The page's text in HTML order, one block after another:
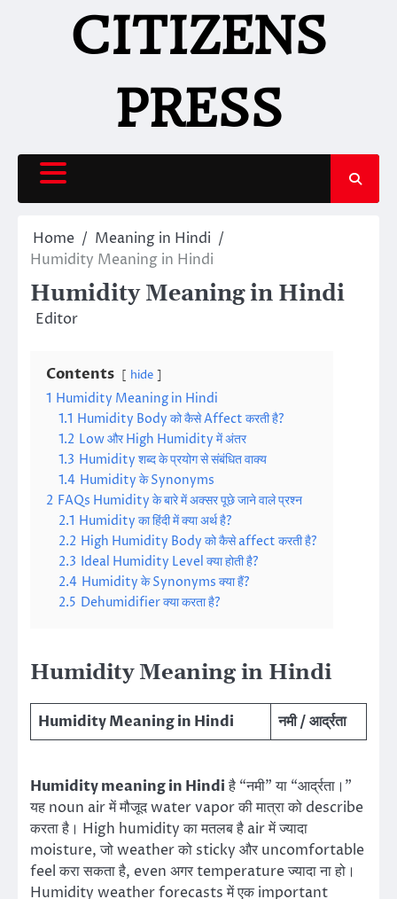
CITIZENS
PRESS
Home
Meaning in Hindi
Humidity Meaning in Hindi
Humidity Meaning in Hindi
Editor
Contents hide
1 Humidity Meaning in Hindi
1.1 Humidity Body को कैसे Affect करती है?
1.2 Low और High Humidity में अंतर
1.3 Humidity शब्द के प्रयोग से संबंधित वाक्य
1.4 Humidity के Synonyms
2 FAQs Humidity के बारे में अक्सर पूछे जाने वाले प्रश्न
2.1 Humidity का हिंदी में क्या अर्थ है?
2.2 High Humidity Body को कैसे affect करती है?
2.3 Ideal Humidity Level क्या होती है?
2.4 Humidity के Synonyms क्या हैं?
2.5 Dehumidifier क्या करता है?
Humidity Meaning in Hindi
Humidity Meaning in Hindi नमी / आर्द्रता
Humidity meaning in Hindiहै “नमी” या “आर्द्रता।”
यह noun air में मौजूद water vapor की मात्रा को describe
करता है। High humidity का मतलब है air में ज्यादा
moisture, जो weather को sticky और uncomfortable
feel करा सकता है, even अगर temperature ज्यादा ना हो।
Humidity weather forecasts में एक important